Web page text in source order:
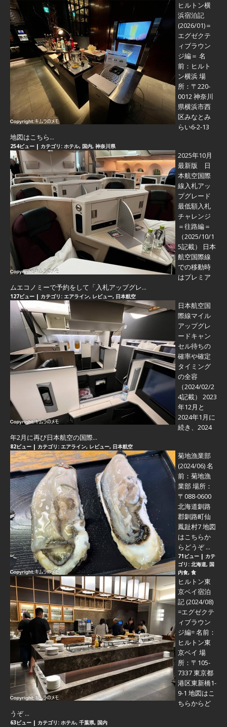
ヒルトン横
浜宿泊記
(2026/01)＝
エグゼクテ
ィブラウン
ジ編＝ 名
前：ヒルト
ン横浜 場
所：〒220-
0012 神奈川
県横浜市西
区みなとみ
らい6-2-13
地図はこちら...
254ビュー | カテゴリ: ホテル, 国内, 神奈川県
2025年10月
最新版 日
本航空国際
線入札アッ
プグレード
最低額入札
チャレンジ
＝往路編＝
（2025/10/1
5記載） 日本
航空国際線
での移動時
はプレミア
ムエコノミーで予約をして「入札アップグレ...
127ビュー | カテゴリ: エアライン, レビュー, 日本航空
日本航空国
際線マイル
アップグレ
ードキャン
セル待ちの
確率や確定
タイミング
の全容
（2024/02/2
4記載） 2023
年12月と
2024年1月に
続き、2024
年2月に再び日本航空の国際...
82ビュー | カテゴリ: エアライン, レビュー, 日本航空
菊地漁業部
(2024/06)名
前：菊地漁
業部 場所：
〒088-0600
北海道釧路
郡釧路町仙
鳳趾村7 地図
はこちらか
らどうぞ ...
71ビュー | カテ
ゴリ: 北海道, 国
内食, 食
ヒルトン東
京ベイ宿泊
記 (2024/08)
=エグゼクテ
ィブラウン
ジ編=名前：
ヒルトン東
京ベイ 場
所：〒105-
7337 東京都
港区東新橋1-
9-1 地図はこ
ちらからど
うぞ ...
63ビュー | カテゴリ: ホテル, 千葉県, 国内